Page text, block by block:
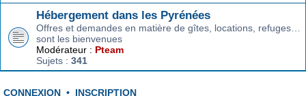
Hébergement dans les Pyrénées
Offres et demandes en matière de gîtes, locations, refuges…
sont les bienvenues
Modérateur : Pteam
Sujets : 341
CONNEXION • INSCRIPTION